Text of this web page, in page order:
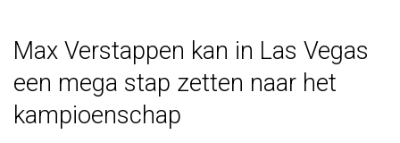
Max Verstappen kan in Las Vegas
een mega stap zetten naar het
kampioenschap